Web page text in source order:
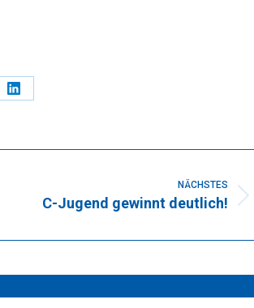
Share
LinkedIn
NÄCHSTES
C-Jugend gewinnt deutlich!